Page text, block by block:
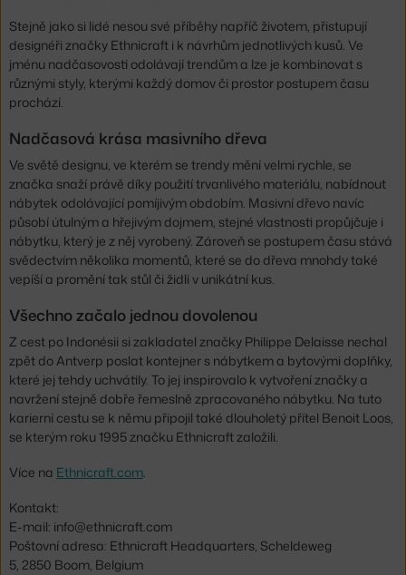
Stejně jako si lidé nesou své příběhy napříč životem, přistupují
designéři značky Ethnicraft i k návrhům jednotlivých kusů. Ve
jménu nadčasovosti odolávají trendům a lze je kombinovat s
různými styly, kterými každý domov či prostor postupem času
prochází.
Nadčasová krása masivního dřeva
Ve světě designu, ve kterém se trendy mění velmi rychle, se
značka snaží právě díky použití trvanlivého materiálu, nabídnout
nábytek odolávající pomíjivým obdobím. Masivní dřevo navíc
působí útulným a hřejivým dojmem, stejné vlastnosti propůjčuje i
nábytku, který je z něj vyrobený. Zároveň se postupem času stává
svědectvím několika momentů, které se do dřeva mnohdy také
vepíší a promění tak stůl či židli v unikátní kus.
Všechno začalo jednou dovolenou
Z cest po Indonésii si zakladatel značky Philippe Delaisse nechal
zpět do Antverp poslat kontejner s nábytkem a bytovými doplňky,
které jej tehdy uchvátily. To jej inspirovalo k vytvoření značky a
navržení stejně dobře řemeslně zpracovaného nábytku. Na tuto
karierní cestu se k němu připojil také dlouholetý přítel Benoit Loos,
se kterým roku 1995 značku Ethnicraft založili.
Více na Ethnicraft.com.
Kontakt:
E-mail: info@ethnicraft.com
Poštovní adresa: Ethnicraft Headquarters, Scheldeweg
5, 2850 Boom, Belgium